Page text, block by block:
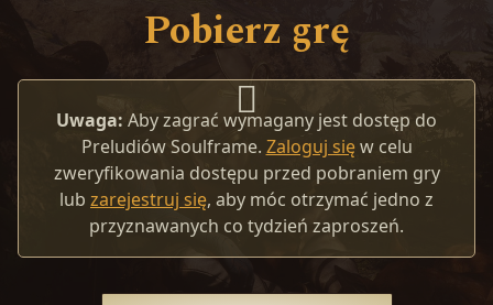
Pobierz grę
Uwaga: Aby zagrać wymagany jest dostęp do
Preludiów Soulframe. Zaloguj sięw celu
zweryfikowania dostępu przed pobraniem gry
lub zarejestruj się, aby móc otrzymać jedno z
przyznawanych co tydzień zaproszeń.